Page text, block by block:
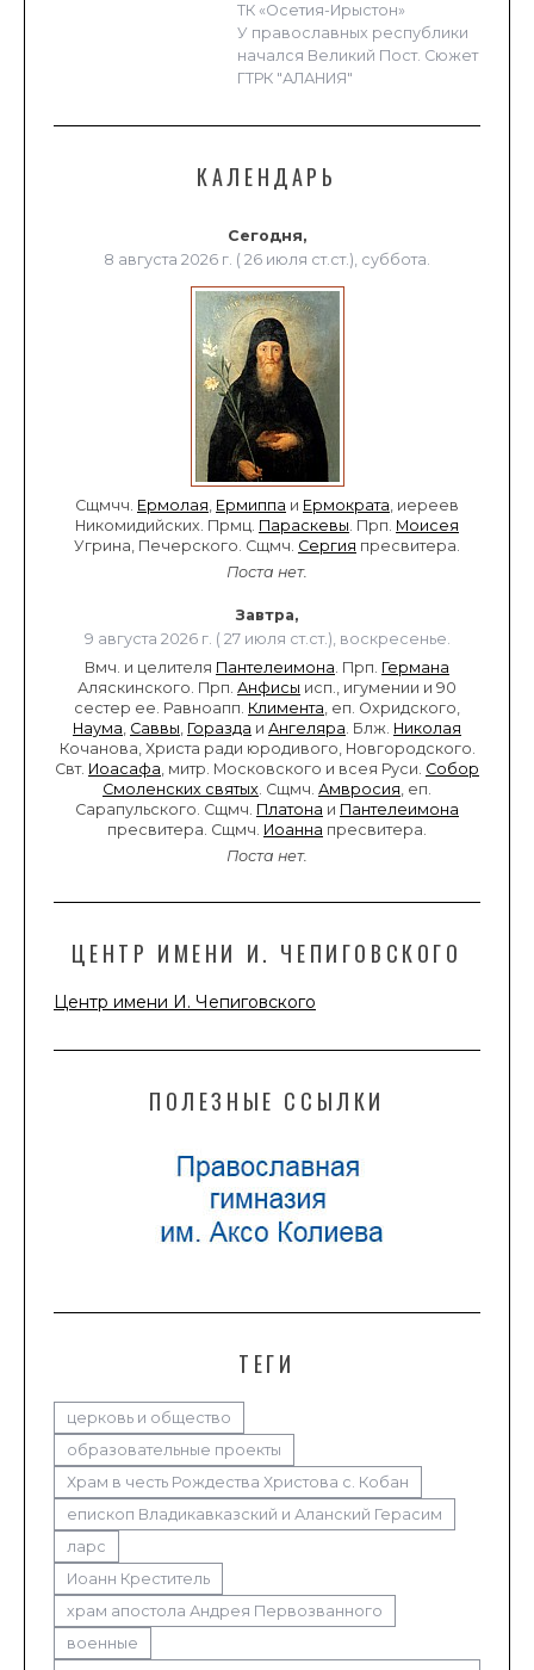
ТК «Осетия-Ирыстон»
У православных республики
начался Великий Пост. Сюжет
ГТРК "АЛАНИЯ"
КАЛЕНДАРЬ
Сегодня,
8 августа 2026 г. ( 26 июля ст.ст.), суббота.
Сщмчч. Ермолая, Ермиппа и Ермократа, иереев
Никомидийских. Прмц. Параскевы. Прп. Моисея
Угрина, Печерского. Сщмч. Сергия пресвитера.
Поста нет.
Завтра,
9 августа 2026 г. ( 27 июля ст.ст.), воскресенье.
Вмч. и целителя Пантелеимона. Прп. Германа
Аляскинского. Прп. Анфисы исп., игумении и 90
сестер ее. Равноапп. Климента, еп. Охридского,
Наума, Саввы, Горазда и Ангеляра. Блж. Николая
Кочанова, Христа ради юродивого, Новгородского.
Свт. Иоасафа, митр. Московского и всея Руси. Собор
Смоленских святых. Сщмч. Амвросия, еп.
Сарапульского. Сщмч. Платона и Пантелеимона
пресвитера. Сщмч. Иоанна пресвитера.
Поста нет.
ЦЕНТР ИМЕНИ И. ЧЕПИГОВСКОГО
Центр имени И. Чепиговского
ПОЛЕЗНЫЕ ССЫЛКИ
ТЕГИ
церковь и общество
образовательные проекты
Храм в честь Рождества Христова с. Кобан
епископ Владикавказский и Аланский Герасим
ларс
Иоанн Креститель
храм апостола Андрея Первозванного
военные